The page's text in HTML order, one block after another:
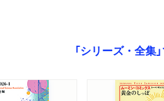
「シリーズ・全集